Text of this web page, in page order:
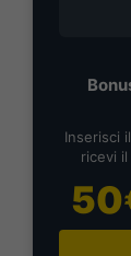
Inserisci
ricevi